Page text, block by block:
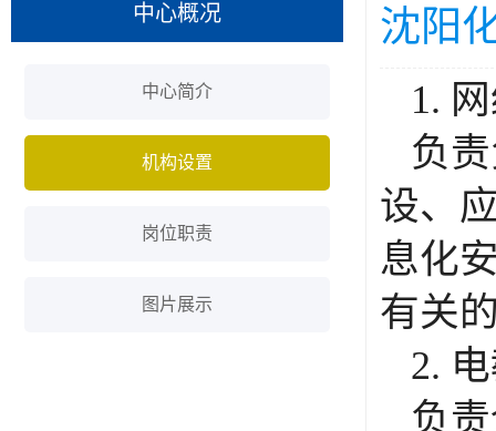
中心概况
中心简介
机构设置
岗位职责
图片展示
沈阳
1.
负
设、
息化
有关
2.
负